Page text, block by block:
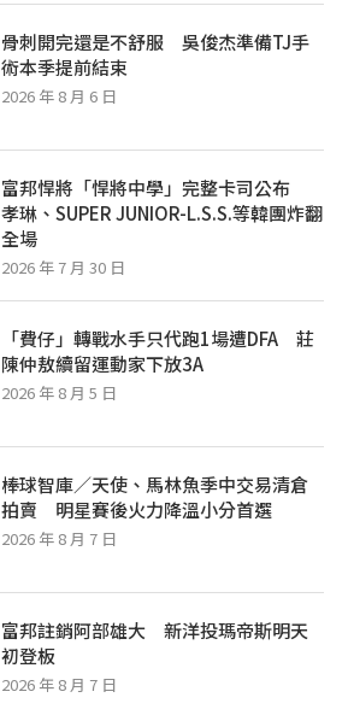
骨刺開完還是不舒服 吳俊杰準備TJ手
術本季提前結束
2026 年 8 月 6 日
富邦悍將「悍將中學」完整卡司公布
孝琳、SUPER JUNIOR-L.S.S.等韓團炸翻
全場
2026 年 7 月 30 日
「費仔」轉戰水手只代跑1場遭DFA 莊
陳仲敖續留運動家下放3A
2026 年 8 月 5 日
棒球智庫／天使、馬林魚季中交易清倉
拍賣 明星賽後火力降溫小分首選
2026 年 8 月 7 日
富邦註銷阿部雄大 新洋投瑪帝斯明天
初登板
2026 年 8 月 7 日